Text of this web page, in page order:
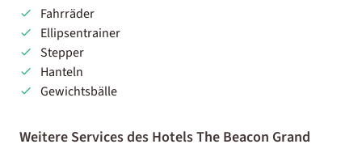
Fahrräder
Ellipsentrainer
Stepper
Hanteln
Gewichtsbälle
Weitere Services des Hotels The Beacon Grand